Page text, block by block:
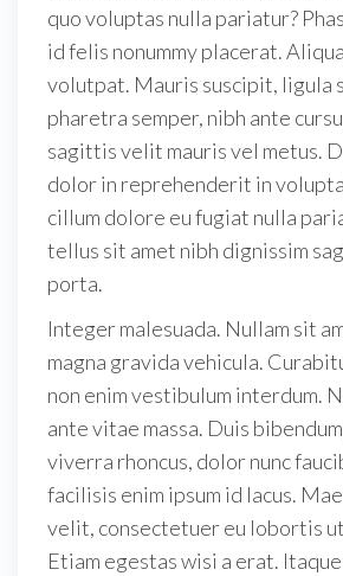
quo voluptas nulla pariatur?
id felis nonummy placerat.
volutpat. Mauris suscipit, ligula
pharetra semper, nibh ante
sagittis velit mauris vel metus.
dolor in reprehenderit in
cillum dolore eu fugiat nulla
tellus sit amet nibh dignissim
porta.
Integer malesuada. Nullam sit
magna gravida vehicula.
non enim vestibulum interdum.
ante vitae massa. Duis
viverra rhoncus, dolor nunc
facilisis enim ipsum id lacus.
velit, consectetuer eu lobortis
Etiam egestas wisi a erat.